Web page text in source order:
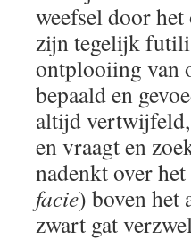
weefsel door het
zijn tegelijk
ontplooiing van
bepaald en
altijd
en vraagt en
nadenkt over
facie) boven het
zwart gat